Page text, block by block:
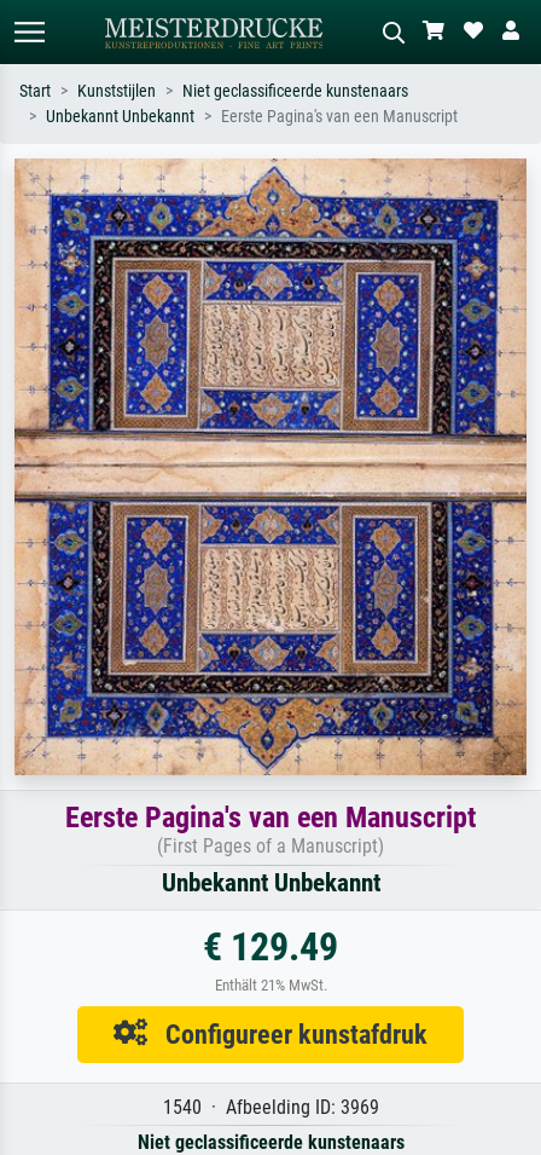
Zoek op kunstenaar, titel of stijl – bijv.
Monet, Sterrennacht, impressionisme,
Hokusai-golf, naakt.
Beschrijf de scène – bijv. groene
weide, abstract met veel rood, donker
olieverfschilderij, staand naakt naast
een boom.
Start Kunststijlen
Niet geclassificeerde kunstenaars
Unbekannt Unbekannt
Eerste Pagina's van een Manuscript
Eerste Pagina's van een Manuscript
(First Pages of a Manuscript)
Unbekannt Unbekannt
€ 129.49
Enthält 21% MwSt.
Configureer kunstafdruk
1540 · Afbeelding ID: 3969
Niet geclassificeerde kunstenaars